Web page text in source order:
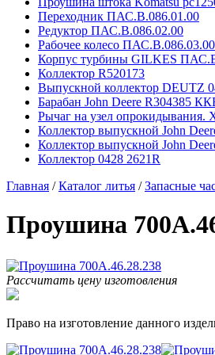
Переходник ПАС.В.086.01.00
Редуктор ПАС.В.086.02.00
Рабочее колесо ПАС.В.086.03.00
Корпус турбины GILKES
Коллектор R520173
Выпускной коллектор DEUTZ
Барабан John Deere R304385
Рычаг на узел
Коллектор выпускной John
Коллектор выпускной John
Коллектор 0428 2621R
Главная /Каталог литья /Запасные
Проушина
Рассчитать цену изготовления
Право на изготовление данного